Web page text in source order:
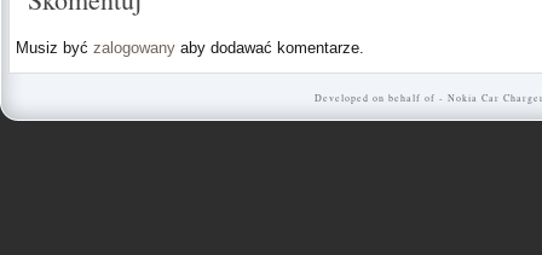
Musiz być zalogowany aby dodawać komentarze.
Developed on behalf of - Nokia Car